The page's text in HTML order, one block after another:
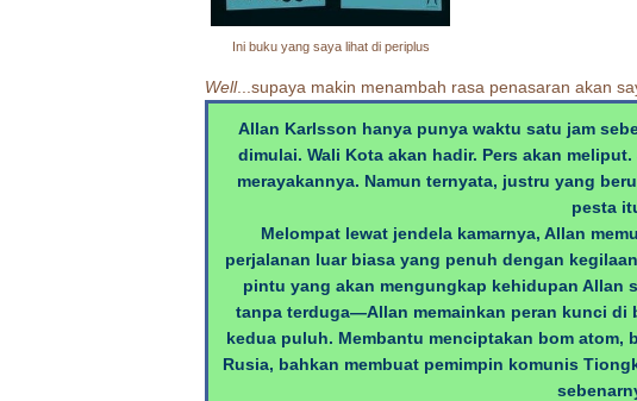
Ini buku yang saya lihat di periplus
Well...supaya makin menambah rasa penasaran akan
Allan Karlsson hanya punya waktu satu jam
dimulai. Wali Kota akan hadir. Pers akan
merayakannya. Namun ternyata, justru yang
pesta
Melompat lewat jendela kamarnya, Allan
perjalanan luar biasa yang penuh dengan
pintu yang akan mengungkap kehidupan Allan
tanpa terduga—Allan memainkan peran kunci di
kedua puluh. Membantu menciptakan bom atom,
Rusia, bahkan membuat pemimpin komunis